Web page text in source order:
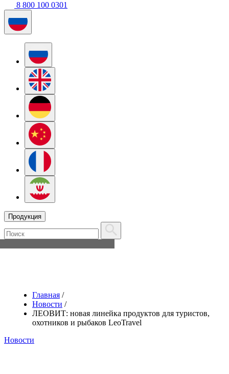
8 800 100 0301
Продукция
Главная /
Новости /
ЛЕОВИТ: новая линейка продуктов для туристов,
охотников и рыбаков LeoTravel
Новости